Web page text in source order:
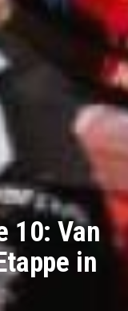
10: Van
in